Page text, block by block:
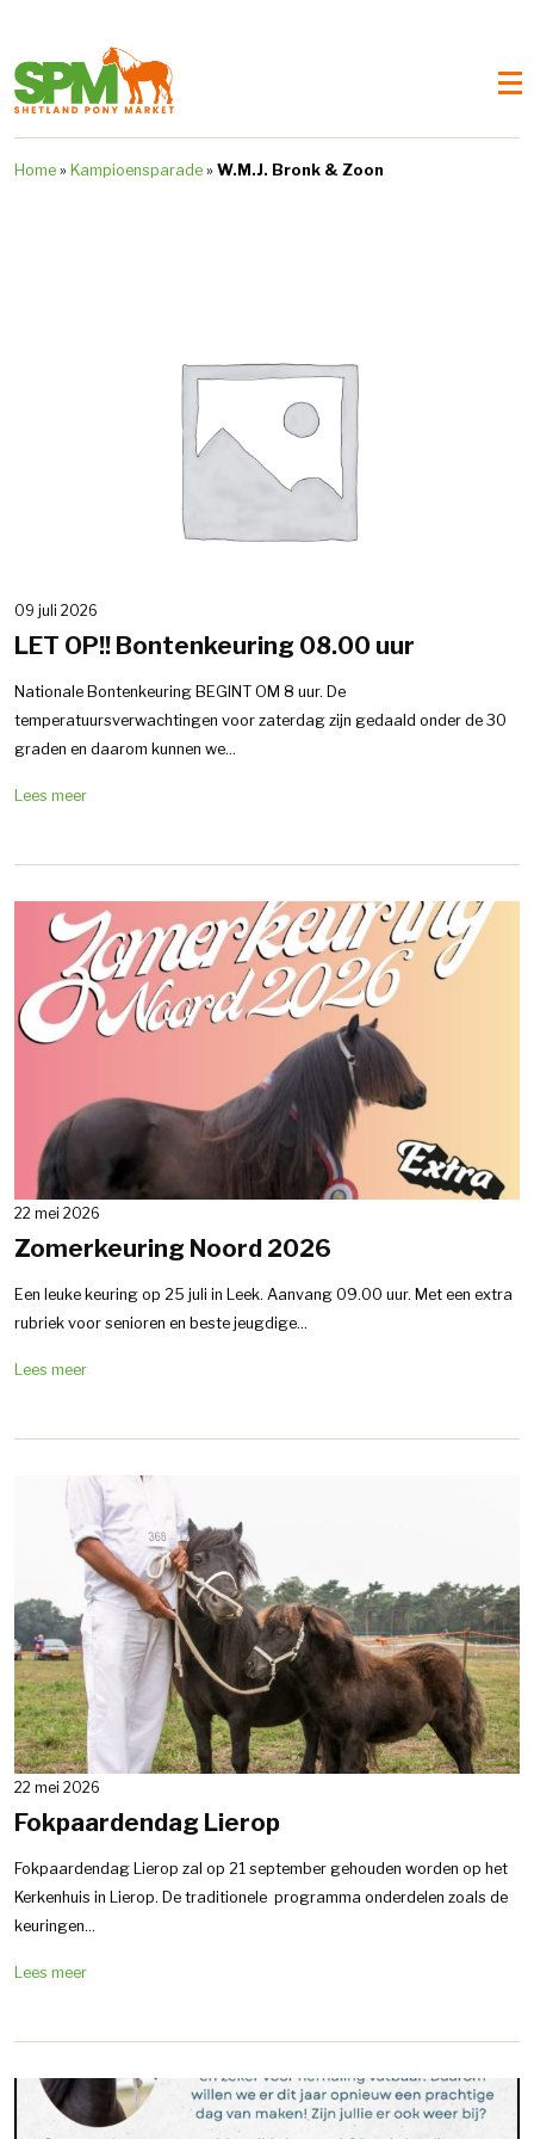
Home » Kampioensparade » W.M.J. Bronk & Zoon
09 juli 2026
LET OP!! Bontenkeuring 08.00 uur
Nationale Bontenkeuring BEGINT OM 8 uur. De
temperatuursverwachtingen voor zaterdag zijn gedaald onder de 30
graden en daarom kunnen we...
Lees meer
22 mei 2026
Zomerkeuring Noord 2026
Een leuke keuring op 25 juli in Leek. Aanvang 09.00 uur. Met een extra
rubriek voor senioren en beste jeugdige...
Lees meer
22 mei 2026
Fokpaardendag Lierop
Fokpaardendag Lierop zal op 21 september gehouden worden op het
Kerkenhuis in Lierop. De traditionele programma onderdelen zoals de
keuringen...
Lees meer